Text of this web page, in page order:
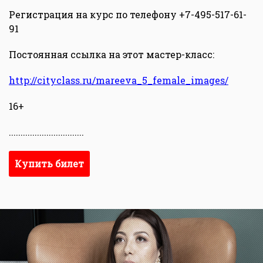
Регистрация на курс по телефону +7-495-517-61-
91
Постоянная ссылка на этот мастер-класс:
http://cityclass.ru/mareeva_5_female_images/
16+
................................
Купить билет